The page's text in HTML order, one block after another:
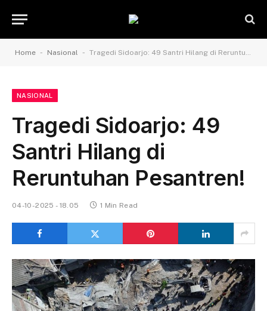
Home - Nasional - Tragedi Sidoarjo: 49 Santri Hilang di Reruntuhan Pesantren!
NASIONAL
Tragedi Sidoarjo: 49
Santri Hilang di
Reruntuhan Pesantren!
04-10-2025 - 18.05 1 Min Read